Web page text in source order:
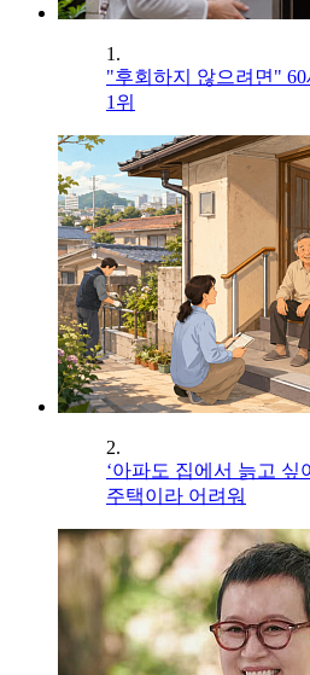
1.
"후회하지 않으려면"
1위
2.
‘아파도 집에서 늙고
주택이라 어려워